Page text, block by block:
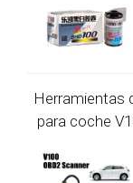
Herramientas
para coche